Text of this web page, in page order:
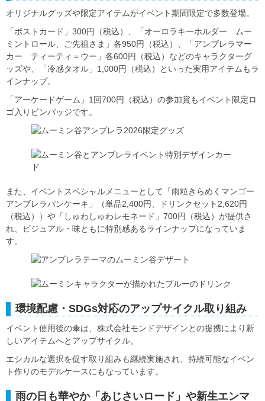
オリジナルグッズや限定アイテムがイベント期間限定で多数登場。
「ポストカード」300円（税込）、「オーロラキーホルダー ムー
ミントロール、ご先祖さま」各950円（税込）、「アンブレラマー
カー ティーティ＝ウー」各600円（税込）などのキャラクターグ
ッズや、「冷感タオル」1,000円（税込）といった実用アイテムもラ
インナップ。
「アーケードゲーム」1回700円（税込）の参加賞もイベント限定ロ
ゴ入りピンバッジです。
また、イベントスペシャルメニューとして「雨粒きらめくマンゴー
アンブレラパンケーキ」（単品2,400円、ドリンクセット2,620円
（税込））や「しゅわしゅわレモネード」700円（税込）が提供さ
れ、ビジュアル・味ともに特別感あるラインナップになっていま
す。
環境配慮・SDGs対応のアップサイクル取り組み
イベント使用後の傘は、株式会社モンドデザインとの提携により新
しいアイテムへとアップサイクル。
エシカルな選択を促す取り組みも継続実施され、持続可能なイベン
ト作りのモデルケースにもなっています。
雨の日も華やか「あじさいロード」や新生エンマ